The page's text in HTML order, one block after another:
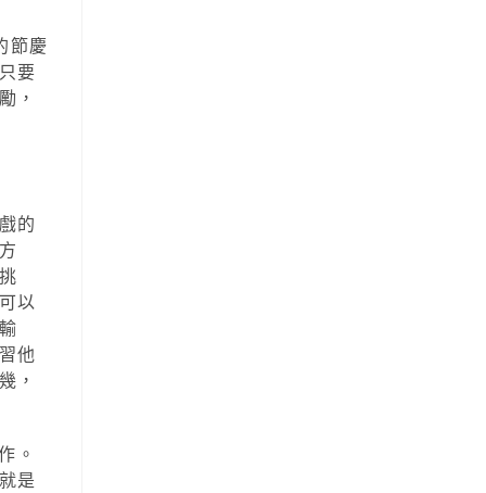
節慶
要
，
的
以
他
，
。
是